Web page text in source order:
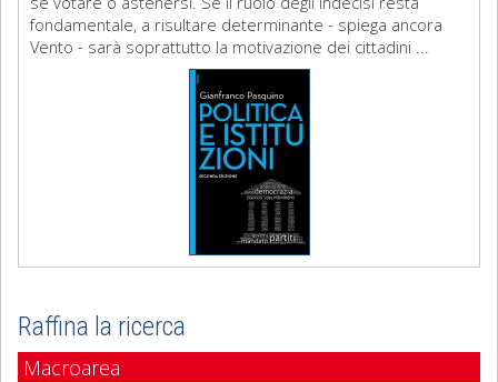
fondamentale, a risultare determinante - spiega ancora
Vento - sarà soprattutto la motivazione dei cittadini ...
Raffina la ricerca
Macroarea